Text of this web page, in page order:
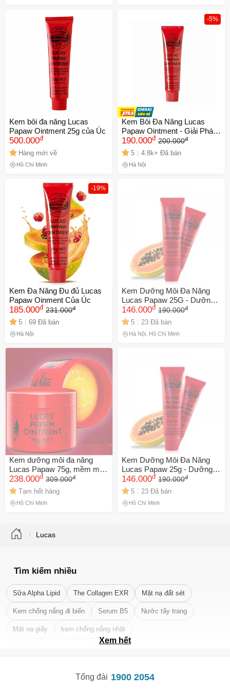
Kem bôi đa năng Lucas
Papaw Ointment 25g của Úc
500.000đ
Hàng mới về
Hồ Chí Minh
-5%
Kem Bôi Đa Năng Lucas
Papaw Ointment - Giải Pháp
Chăm Sóc Da Dịu Nhẹ, Giữ
Ẩm, Hỗ Trợ Làm Lành Vết
Thương, An Toàn Cho Da
Nhạy Cảm
190.000đ 200.000đ
5 4.8k+ Đã bán
Hà Nội
-19%
Kem Đa Năng Đu đủ Lucas
Papaw Oinment Của Úc
185.000đ 231.000đ
5 69 Đã bán
Hà Nội
Kem Dưỡng Môi Đa Năng
Lucas Papaw 25G - Dưỡng
Ẩm, Chống Nẻ, Bảo Vệ Môi -
Sản Phẩm Tự Nhiên từ Úc,
Dành Cho Mọi Đối Tượng
146.000đ 190.000đ
5 23 Đã bán
Hà Nội, Hồ Chí Minh
Kem dưỡng môi đa năng
Lucas Papaw 75g, mềm môi,
dưỡng ẩm
238.000đ 309.000đ
Tạm hết hàng
Hồ Chí Minh
Kem Dưỡng Môi Đa Năng
Lucas Papaw 25g - Dưỡng
Ẩm Mềm Mại, Chống Khô Và
Nứt Nẻ, Sản Phẩm Từ Úc
Chất Lượng Cao
146.000đ 190.000đ
5 23 Đã bán
Hồ Chí Minh
Lucas
Tìm kiếm nhiều
Sữa Alpha Lipid The Collagen EXR Mặt nạ đất sét
Kem chống nắng đi biển Serum B5 Nước tẩy trang
Mặt nạ giấy kem chống nắng nhật
Xem hết
Tổng đài 1900 2054
Mã Giảm Giá Dành Riêng Cho Bạn